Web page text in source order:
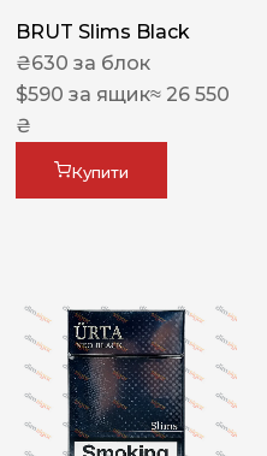
BRUT Slims Black
₴630 за блок
$590 за ящик≈ 26 550
₴
Купити